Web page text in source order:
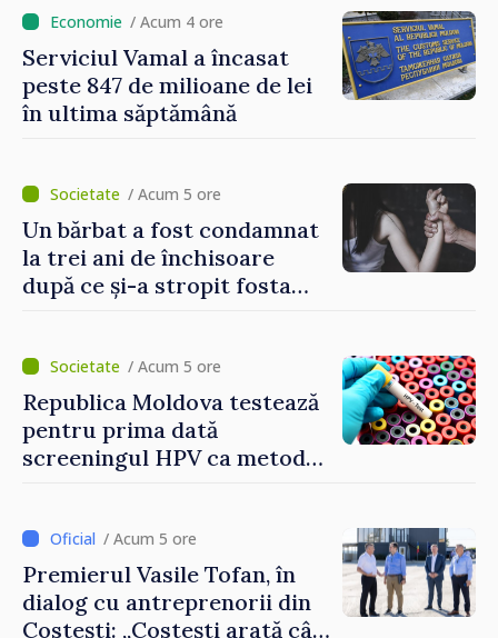
/ Acum 4 ore
Serviciul Vamal a încasat
peste 847 de milioane de lei
în ultima săptămână
/ Acum 5 ore
Un bărbat a fost condamnat
la trei ani de închisoare
după ce și-a stropit fosta
/ Acum 5 ore
Republica Moldova testează
pentru prima dată
screeningul HPV ca metodă
/ Acum 5 ore
Premierul Vasile Tofan, în
dialog cu antreprenorii din
Costești: „Costești arată cât